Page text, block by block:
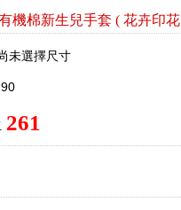
機棉新生兒手套 ( 花卉印花
未選擇尺寸
261